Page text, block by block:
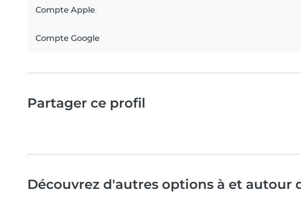
Compte Apple
Compte Google
Partager ce profil
Découvrez d'autres options à et autour